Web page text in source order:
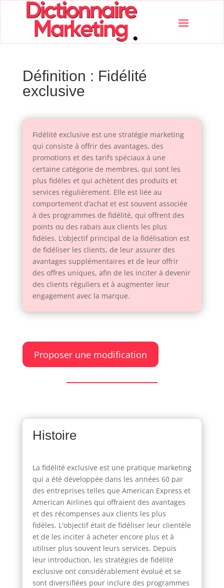
Définition : Fidélité
exclusive
Fidélité exclusive est une stratégie marketing
qui consiste à offrir des avantages, des
promotions et des tarifs spéciaux à une
certaine catégorie de membres, qui sont les
plus fidèles et qui achètent des produits et
services régulièrement. Elle est liée au
comportement d’achat et est souvent associée
à des programmes de fidélité, qui offrent des
points ou des rabais aux clients les plus
fidèles. L’objectif principal de la fidélisation est
de fidéliser les clients, de leur assurer des
avantages supplémentaires et de leur offrir
des offres uniques, afin de les inciter à devenir
des clients réguliers et à augmenter leur
engagement avec la marque.
Proposer une modification
Histoire
La fidélité exclusive est une pratique marketing
qui a été développée dans les années 60 par
des entreprises telles que American Express et
American Airlines qui offraient des avantages
et des récompenses aux clients les plus
fidèles. L'objectif était de fidéliser leur clientèle
et de les inciter à acheter encore plus et à
utiliser plus souvent leurs services. Depuis
leur introduction, les stratégies de fidélité
exclusive ont considérablement évolué et se
sont diversifiées pour inclure des programmes